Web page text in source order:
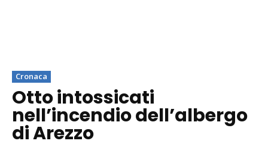
Cronaca
Otto intossicati
nell’incendio dell’albergo
di Arezzo